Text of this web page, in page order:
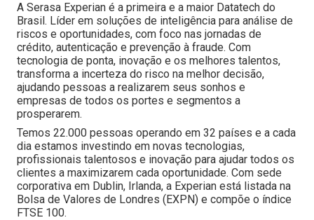
A Serasa Experian é a primeira e a maior Datatech do
Brasil. Líder em soluções de inteligência para análise de
riscos e oportunidades, com foco nas jornadas de
crédito, autenticação e prevenção à fraude. Com
tecnologia de ponta, inovação e os melhores talentos,
transforma a incerteza do risco na melhor decisão,
ajudando pessoas a realizarem seus sonhos e
empresas de todos os portes e segmentos a
prosperarem.
Temos 22.000 pessoas operando em 32 países e a cada
dia estamos investindo em novas tecnologias,
profissionais talentosos e inovação para ajudar todos os
clientes a maximizarem cada oportunidade. Com sede
corporativa em Dublin, Irlanda, a Experian está listada na
Bolsa de Valores de Londres (EXPN) e compõe o índice
FTSE 100.